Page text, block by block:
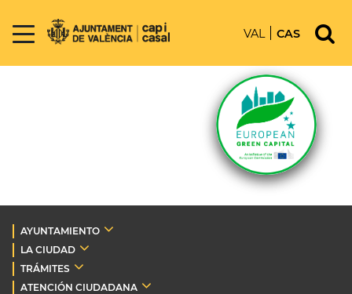
VAL CAS
AYUNTAMIENTO
LA CIUDAD
TRÁMITES
ATENCIÓN CIUDADANA